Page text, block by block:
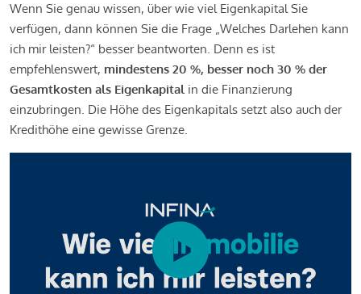
Wenn Sie genau wissen, über wie viel Eigenkapital Sie
verfügen, dann können Sie die Frage „Welches Darlehen kann
ich mir leisten?“ besser beantworten. Denn es ist
empfehlenswert, mindestens 20 %, besser noch 30 % der
Gesamtkosten als Eigenkapital in die Finanzierung
einzubringen. Die Höhe des Eigenkapitals setzt also auch der
Kredithöhe eine gewisse Grenze.